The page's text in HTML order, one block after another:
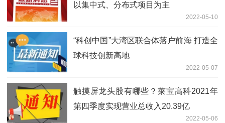
以集中式、分布式项目为主
2022-05-10
“科创中国”大湾区联合体落户前海 打造全
球科技创新高地
2022-05-07
触摸屏龙头股有哪些？莱宝高科2021年
第四季度实现营业总收入20.39亿
2022-05-06